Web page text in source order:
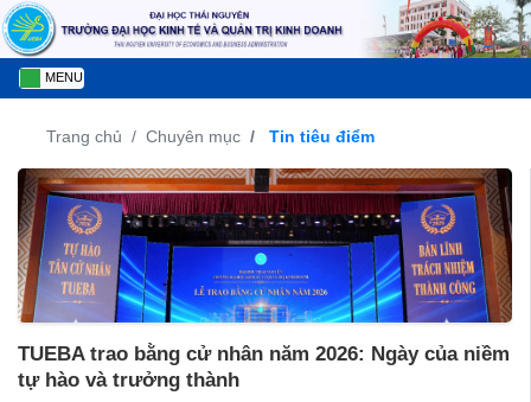
MENU
Trang chủ Chuyên mục Tin tiêu điểm
TUEBA trao bằng cử nhân năm 2026: Ngày của niềm
tự hào và trưởng thành